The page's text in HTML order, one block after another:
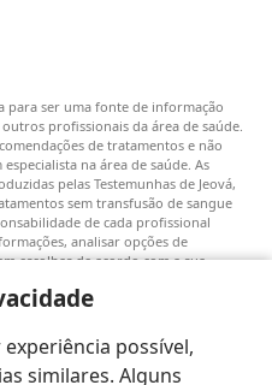
possível,
similares. Alguns
para ser uma fonte de informação
profissionais da área de saúde.
de tratamentos e não
na área de saúde. As
pelas Testemunhas de Jeová,
sem transfusão de sangue
de cada profissional
analisar opções de
escolhas de acordo com a sua
os doentes.
tratamentos. Consulte um médico se